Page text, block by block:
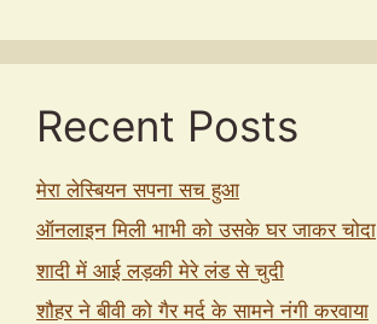
Recent Posts
मेरा लेस्बियन सपना सच हुआ
ऑनलाइन मिली भाभी को उसके घर जाकर चोदा
शादी में आई लड़की मेरे लंड से चुदी
शौहर ने बीवी को गैर मर्द के सामने नंगी करवाया